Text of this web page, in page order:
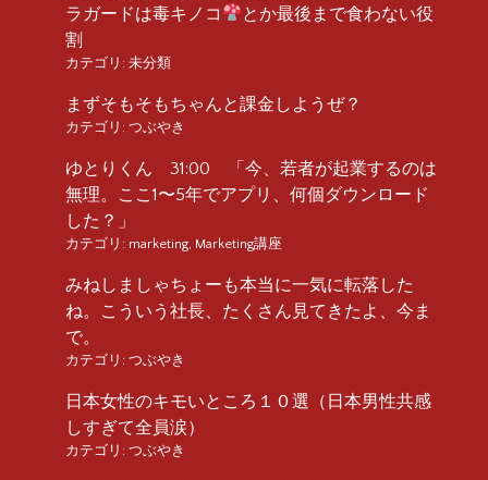
ラガードは毒キノコ
とか最後まで食わない役
割
カテゴリ: 未分類
まずそもそもちゃんと課金しようぜ？
カテゴリ: つぶやき
ゆとりくん 31:00 「今、若者が起業するのは
無理。ここ1〜5年でアプリ、何個ダウンロード
した？」
カテゴリ: marketing Marketing講座
みねしましゃちょーも本当に一気に転落した
ね。こういう社長、たくさん見てきたよ、今ま
で。
カテゴリ: つぶやき
日本女性のキモいところ１０選（日本男性共感
しすぎて全員涙）
カテゴリ: つぶやき